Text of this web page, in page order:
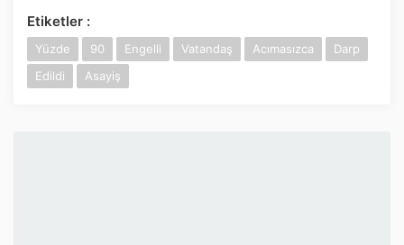
Etiketler :
Yüzde 90 Engelli Vatandaş Acımasızca
Darp
Edildi
Asayiş